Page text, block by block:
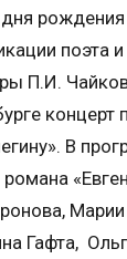
поэта
П.И.
концерт
В
Гафта,